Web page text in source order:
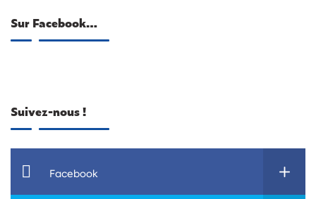
Sur Facebook…
Suivez-nous !
Facebook